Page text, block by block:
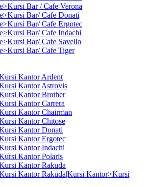
Bar / Cafe Verona
Bar/ Cafe Donati
Bar/ Cafe Ergotec
Bar/ Cafe Indachi
Bar/ Cafe Savello
Bar/ Cafe Tiger
Kantor Ardent
Kantor Astrovis
Kantor Brother
Kantor Carrera
Kantor Chairman
Kantor Chitose
Kantor Donati
Kantor Ergotec
Kantor Indachi
Kantor Polaris
Kantor Rakuda
Kantor Rakuda|Kursi Kantor>Kursi